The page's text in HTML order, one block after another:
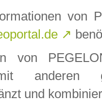
von
↗
von
anderen
und